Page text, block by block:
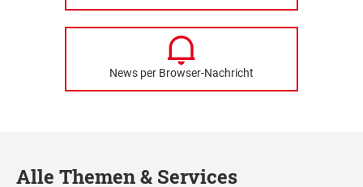
News per Browser-Nachricht
Alle Themen & Services